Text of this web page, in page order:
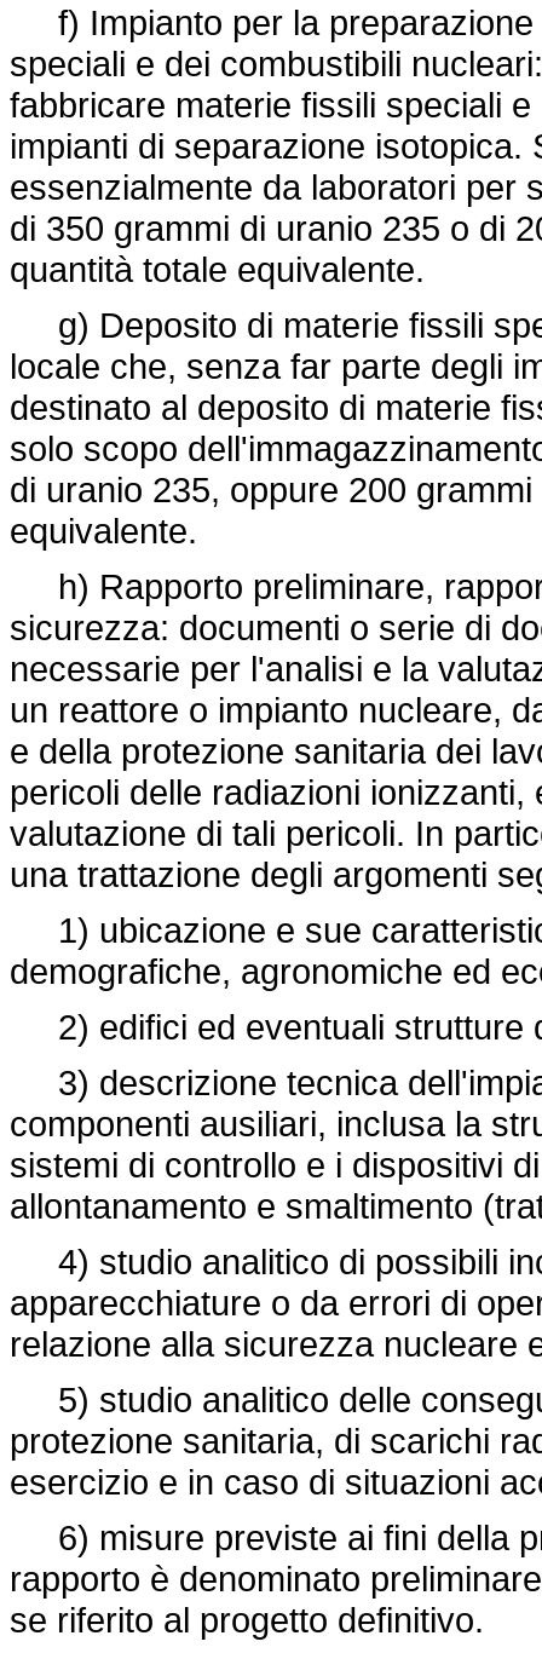
f) Impianto per la preparazione
speciali e dei combustibili
fabbricare materie fissili speciali
impianti di separazione
essenzialmente da laboratori per
di 350 grammi di uranio 235 o di
quantità totale equivalente.
g) Deposito di materie fissili
locale che, senza far parte degli
destinato al deposito di materie
solo scopo
di uranio 235, oppure 200
equivalente.
h) Rapporto preliminare,
sicurezza: documenti o serie di
necessarie per l'analisi e la
un reattore o impianto nucleare,
e della protezione sanitaria dei
pericoli delle radiazioni
valutazione di tali pericoli. In
una trattazione degli argomenti
1) ubicazione e sue
demografiche, agronomiche ed
2) edifici ed eventuali strutture
3) descrizione tecnica
componenti ausiliari, inclusa la
sistemi di controllo e i dispositivi
allontanamento e smaltimento
4) studio analitico di possibili
apparecchiature o da errori di
relazione alla sicurezza nucleare
5) studio analitico delle
protezione sanitaria, di scarichi
esercizio e in caso di situazioni
6) misure previste ai fini della
rapporto è denominato
se riferito al progetto definitivo.